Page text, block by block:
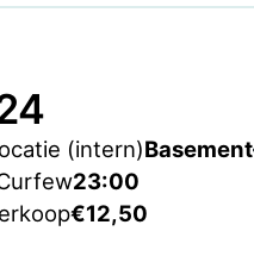
(intern)Basement
23:00
€12,50